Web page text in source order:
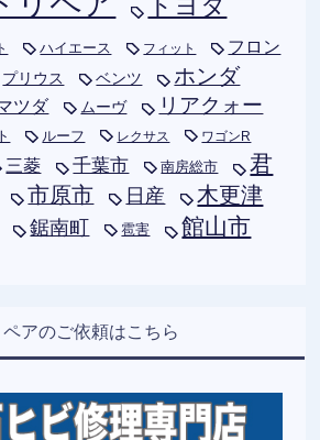
ハイエース フィット
フロン
プリウス ベンツ ホンダ
ツダ ムーヴ
リアクォー
ルーフ レクサス ワゴンR
三菱 千葉市 南房総市
君
市原市 日産
木更津
鋸南町 雹害 館山市
アのご依頼はこちら